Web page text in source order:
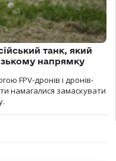
танк, який
напрямку
FPV-дронів і дронів-
намагалися замаскувати